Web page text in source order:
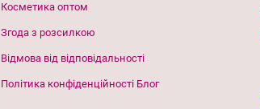
Косметика оптом
Згода з розсилкою
Відмова від відповідальності
Політика конфіденційності Блог